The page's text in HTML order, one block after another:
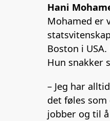
Hani
Mohamed er
Boston i
Hun snakker
– Jeg har
det føles
jobber og til